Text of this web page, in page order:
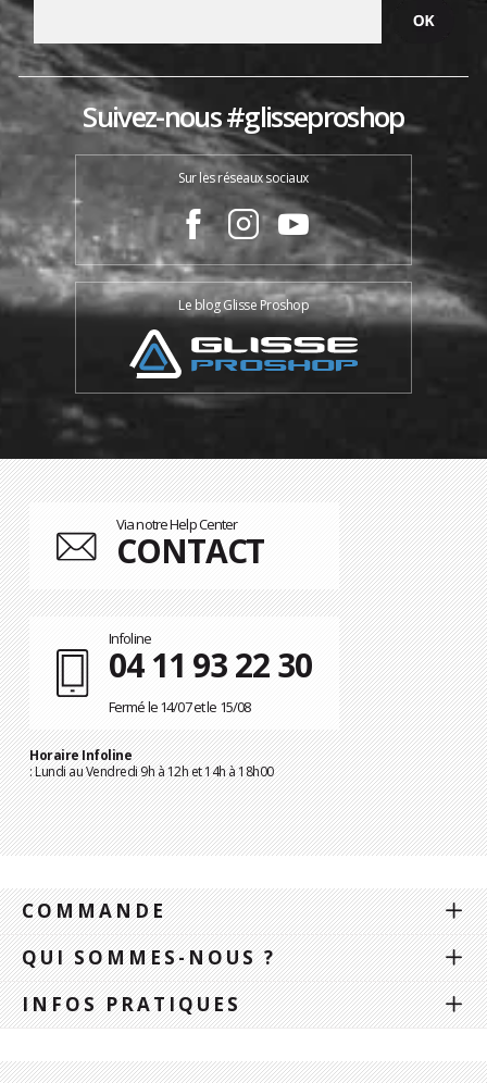
Suivez-nous #glisseproshop
Sur les réseaux sociaux
Le blog Glisse Proshop
Via notre Help Center
CONTACT
Infoline
04 11 93 22 30
Fermé le 14/07 et le 15/08
Horaire Infoline
: Lundi au Vendredi 9h à 12h et 14h à 18h00
COMMANDE
QUI SOMMES-NOUS ?
INFOS PRATIQUES